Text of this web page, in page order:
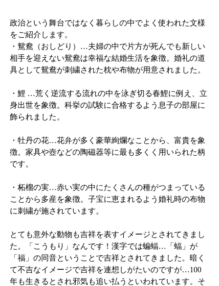
政治という舞台ではなく暮らしの中でよく使われた文様
をご紹介します。
・鴛鴦（おしどり）…夫婦の中で片方が死んでも新しい
相手を迎えない鴛鴦は幸福な結婚生活を象徴。婚礼の道
具として鴛鴦が刺繍された枕や布物が用意されました。
・鯉 …荒く逆流する流れの中を泳ぎ切る春鯉に例え、立
身出世を象徴。科挙の試験に合格するよう息子の部屋に
飾られました。
・牡丹の花…花弁が多く豪華絢爛なことから、富貴を象
徴。家具や壺などの陶磁器等に最も多くく用いられた柄
です。
・柘榴の実…赤い実の中にたくさんの種がつまっている
ことから多産を象徴。子宝に恵まれるよう婚礼時の布物
に刺繍が施されています。
とても意外な動物も吉祥を表すイメージとされてきまし
た。「こうもり」なんです！漢字では蝙蝠…「蝠」が
「福」の同音ということで吉祥とされてきました。暗く
て不吉なイメージで吉祥を連想しがたいのですが…100
年も生きるとされ邪気も追い払うといわれています。そ